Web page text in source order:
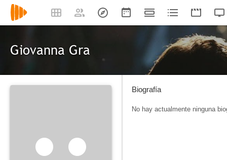
Giovanna Gra
Biografía
No hay actualmente ninguna